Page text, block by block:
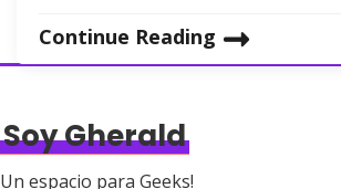
Continue Reading
Soy Gherald
Un espacio para Geeks!